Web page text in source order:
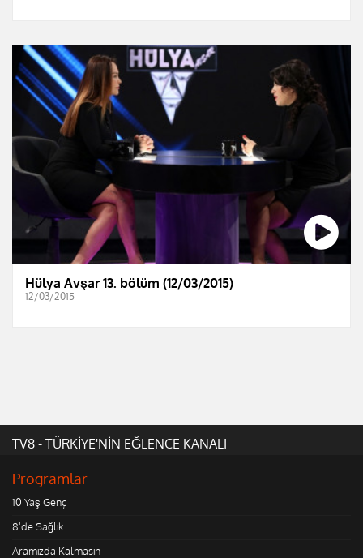
Hülya Avşar 13. bölüm (12/03/2015)
12/03/2015
TV8 - TÜRKİYE'NİN EĞLENCE KANALI
Programlar
10 Yaş Genç
8'de Sağlık
Aramızda Kalmasın